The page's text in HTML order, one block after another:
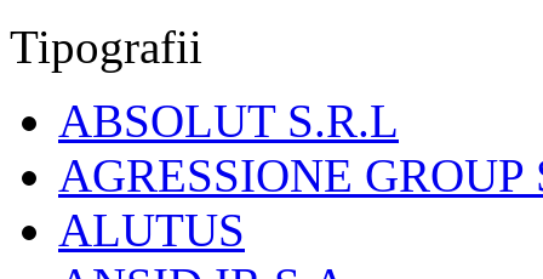
Tipografii
ABSOLUT S.R.L
AGRESSIONE GROUP
ALUTUS